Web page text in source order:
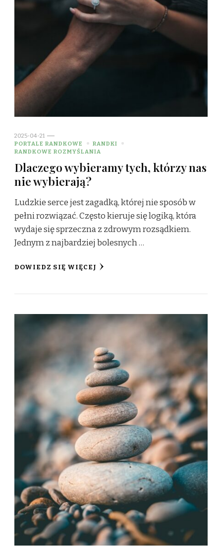
2025-04-21
PORTALE RANDKOWE
RANDKI
RANDKOWE ROZMYŚLANIA
Dlaczego wybieramy tych, którzy nas
nie wybierają?
Ludzkie serce jest zagadką, której nie sposób w
pełni rozwiązać. Często kieruje się logiką, która
wydaje się sprzeczna z zdrowym rozsądkiem.
Jednym z najbardziej bolesnych …
DOWIEDZ SIĘ WIĘCEJ